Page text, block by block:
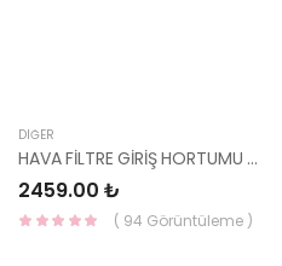
DIĞER
HAVA FİLTRE GİRİŞ HORTUMU İX35 / SPORTAGE 28130-2Y400-HMC
2459.00 ₺
( 94 Görüntüleme )